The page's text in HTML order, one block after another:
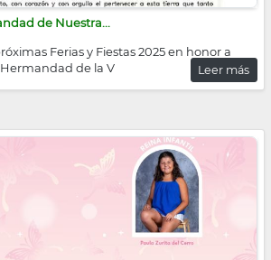
de Nuestra...
Ferias y Fiestas 2025 en honor a
de la V
Leer más